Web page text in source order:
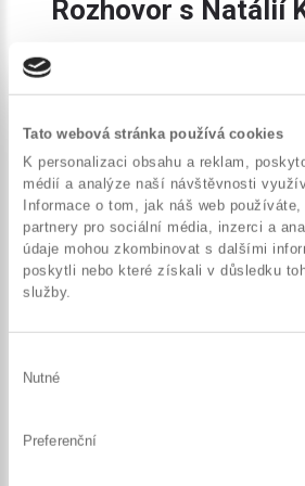
Tato webová stránka používá cookies
K personalizaci obsahu a reklam,
médií a analýze naší návštěvnosti
Informace o tom, jak náš web
partnery pro sociální média, inzerci a
údaje mohou zkombinovat s dalšími
poskytli nebo které získali v důsledku
služby.
souhlasu
Nutné
Preferenční
Rozhovor s Natálií
Animace